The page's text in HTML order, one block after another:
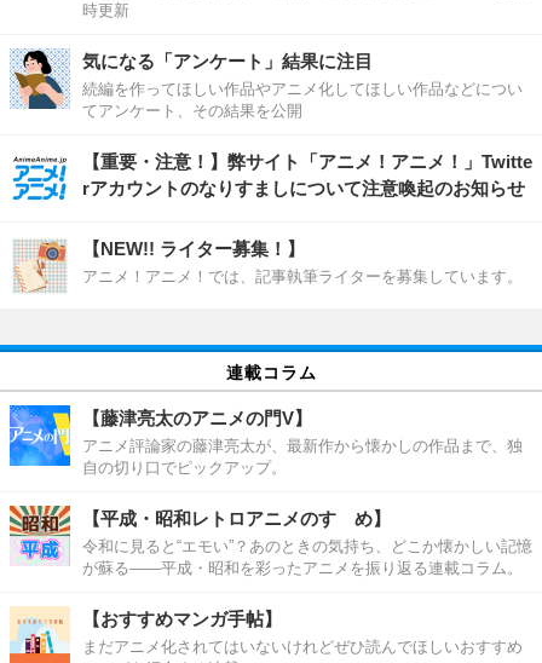
時更新
気になる「アンケート」結果に注目
続編を作ってほしい作品やアニメ化してほしい作品などについ
てアンケート、その結果を公開
【重要・注意！】弊サイト「アニメ！アニメ！」Twitte
rアカウントのなりすましについて注意喚起のお知らせ
【NEW!! ライター募集！】
アニメ！アニメ！では、記事執筆ライターを募集しています。
連載コラム
【藤津亮太のアニメの門V】
アニメ評論家の藤津亮太が、最新作から懐かしの作品まで、独
自の切り口でピックアップ。
【平成・昭和レトロアニメのすゝめ】
令和に見ると“エモい”？あのときの気持ち、どこか懐かしい記憶
が蘇る――平成・昭和を彩ったアニメを振り返る連載コラム。
【おすすめマンガ手帖】
まだアニメ化されてはいないけれどぜひ読んでほしいおすすめ